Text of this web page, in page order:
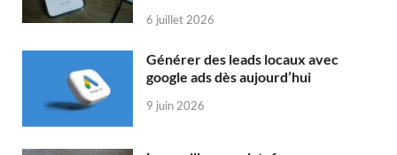
6 juillet 2026
Générer des leads locaux avec
google ads dès aujourd’hui
9 juin 2026